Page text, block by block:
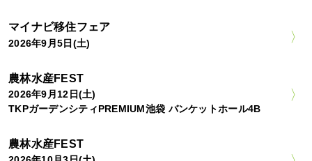
マイナビ移住フェア
2026年9月5日(土)
農林水産FEST
2026年9月12日(土)
TKPガーデンシティPREMIUM池袋 バンケットホール4B
農林水産FEST